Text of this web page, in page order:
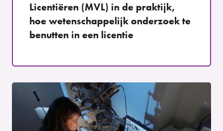
Licentiëren (MVL) in de praktijk,
hoe wetenschappelijk onderzoek te
benutten in een licentie